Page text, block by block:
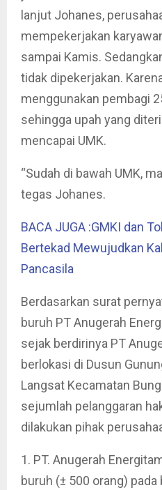
lanjut Johanes,
mempekerjakan
sampai Kamis.
tidak dipekerjakan.
menggunakan pembagi
sehingga upah yang
mencapai UMK.
“Sudah di bawah UMK,
tegas Johanes.
BACA JUGA :GMKI dan
Bertekad Mewujudkan
Pancasila
Berdasarkan surat
buruh PT Anugerah
sejak berdirinya PT
berlokasi di Dusun
Langsat Kecamatan
sejumlah pelanggaran
dilakukan pihak
1. PT. Anugerah
buruh (± 500 orang)